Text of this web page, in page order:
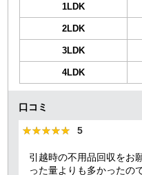
1LDK
2LDK
3LDK
4LDK
口コミ
★★★★★
★★★★★ 5
引越時の不用品回収をお
った量よりも多かったの